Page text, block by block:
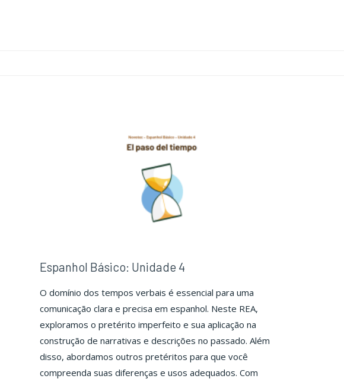
Espanhol Básico: Unidade 4
O domínio dos tempos verbais é essencial para uma
comunicação clara e precisa em espanhol. Neste REA,
exploramos o pretérito imperfeito e sua aplicação na
construção de narrativas e descrições no passado. Além
disso, abordamos outros pretéritos para que você
compreenda suas diferenças e usos adequados. Com